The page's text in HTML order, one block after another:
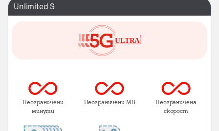
Unlimited S
Неограничени
минути
Неограничени MB Неограничена
скорост